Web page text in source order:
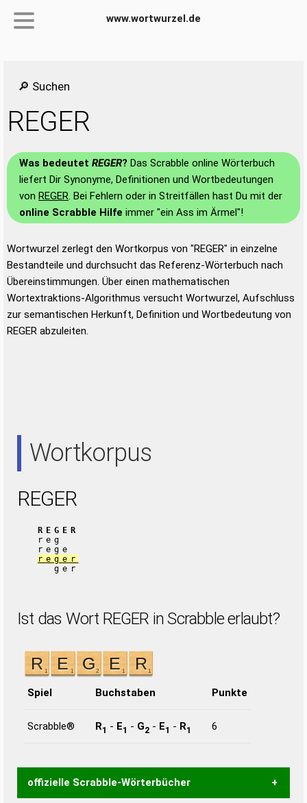
www.wortwurzel.de
🔎 Suchen
REGER
Was bedeutet REGER? Das Scrabble online Wörterbuch
liefert Dir Synonyme, Definitionen und Wortbedeutungen
von REGER. Bei Fehlern oder in Streitfällen hast Du mit der
online Scrabble Hilfe immer "ein Ass im Ärmel"!
Wortwurzel zerlegt den Wortkorpus von "REGER" in einzelne
Bestandteile und durchsucht das Referenz-Wörterbuch nach
Übereinstimmungen. Über einen mathematischen
Wortextraktions-Algorithmus versucht Wortwurzel, Aufschluss
zur semantischen Herkunft, Definition und Wortbedeutung von
REGER abzuleiten.
Wortkorpus
REGER
REGER
reg
rege
reger
ger
Ist das Wort REGER in Scrabble erlaubt?
Spiel Buchstaben Punkte
Scrabble® R1 - E1 - G2 - E1 - R1 6
offizielle Scrabble-Wörterbücher